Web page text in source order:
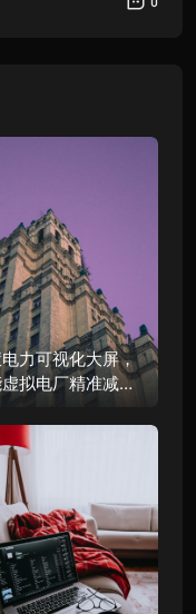
力可视化大屏，
拟电厂精准减碳|